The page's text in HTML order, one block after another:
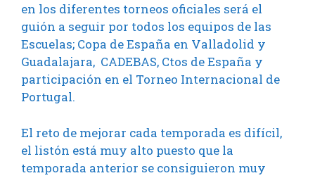
en los diferentes torneos oficiales será el
guión a seguir por todos los equipos de las
Escuelas; Copa de España en Valladolid y
Guadalajara, CADEBAS, Ctos de España y
participación en el Torneo Internacional de
Portugal.
El reto de mejorar cada temporada es difícil,
el listón está muy alto puesto que la
temporada anterior se consiguieron muy